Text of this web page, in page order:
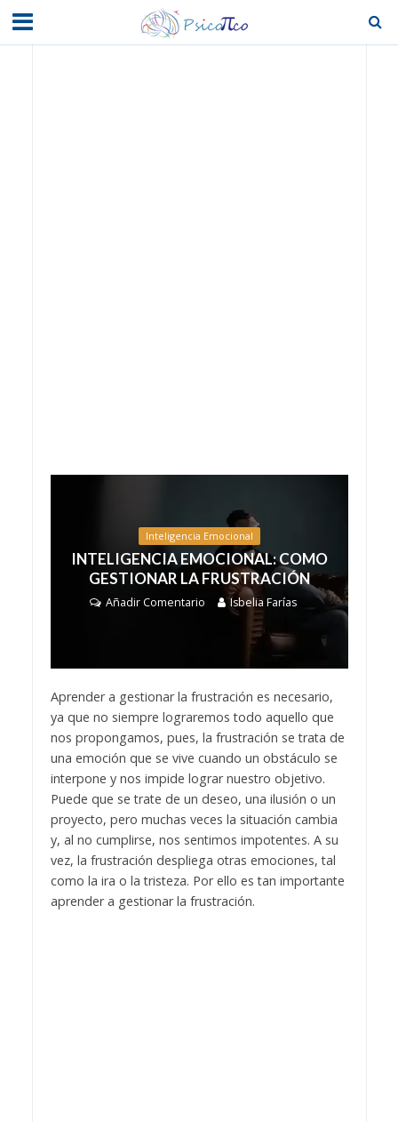
Inteligencia Emocional
INTELIGENCIA EMOCIONAL: COMO
GESTIONAR LA FRUSTRACIÓN
Añadir Comentario Isbelia Farías
Aprender a gestionar la frustración es necesario,
ya que no siempre lograremos todo aquello que
nos propongamos, pues, la frustración se trata de
una emoción que se vive cuando un obstáculo se
interpone y nos impide lograr nuestro objetivo.
Puede que se trate de un deseo, una ilusión o un
proyecto, pero muchas veces la situación cambia
y, al no cumplirse, nos sentimos impotentes. A su
vez, la frustración despliega otras emociones, tal
como la ira o la tristeza. Por ello es tan importante
aprender a gestionar la frustración.